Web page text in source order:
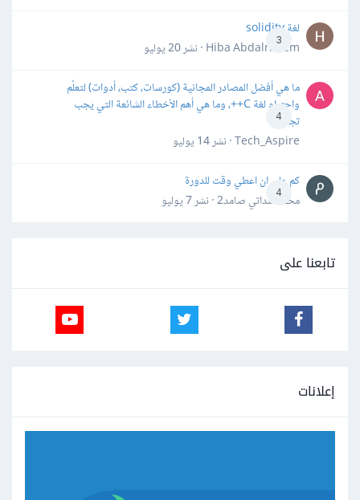
3
لغة solidity
Hiba Abdalrheem · نشر
20 يوليو
4
ما هي أفضل المصادر المجانية (كورسات، كتب، أدوات) لتعلّم
واحترام لغة C++، وما هي أهم الأخطاء الشائعة التي يجب
تجنبها؟
Tech_Aspire · نشر
14 يوليو
4
كم علي ان اعطي وقت للدورة
محمد سداتي صامد2 · نشر
7 يوليو
تابعنا على
إعلانات